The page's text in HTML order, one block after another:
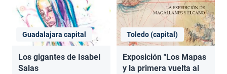
Guadalajara capital
Los gigantes de Isabel
Salas
Toledo (capital)
Exposición "Los Mapas
y la primera vuelta al